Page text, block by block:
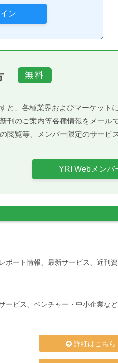
と、各種業界およびマーケッ
刊のご案内等各種情報をメール
閲覧等、メンバー限定のサービ
YRI Webメンバ
ポート情報、最新サービス、近刊
ービス、ベンチャー・中小企業な
詳細はこちら